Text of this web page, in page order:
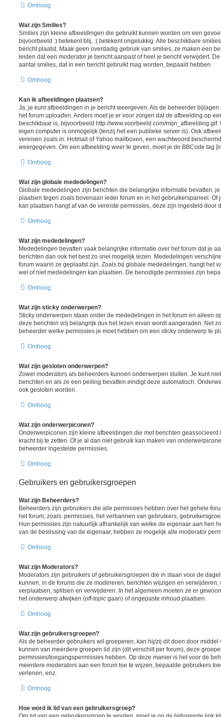
Omhoog
Wat zijn Smilies?
Smilies zijn kleine afbeeldingen die gebruikt kunnen worden om een
bijvoorbeeld :) betekent blij, :( betekent ongelukkig. Alle beschikbare
bericht plaatst. Maak geen overdadig gebruik van smilies, ze maken een
leiden dat een moderator je bericht aanpast of heel je bericht verwijdert.
aantal smilies, dat in een bericht gebruikt mag worden, bepaald hebben.
Omhoog
Kan ik afbeeldingen plaatsen?
Ja, je kunt afbeeldingen in je bericht weergeven. Als de beheerder
het forum uploaden. Anders moet je er voor zorgen dat de afbeelding op
beschikbaar is, bijvoorbeeld http://www.voorbeeld.com/
eigen computer is onmogelijk (tenzij het een publieke server is). Ook
vereisen zoals in: Hotmail of Yahoo mailboxen, een wachtwoord
weergegeven. Om een afbeelding weer te geven, moet je de BBCode tag
Omhoog
Wat zijn globale mededelingen?
Globale mededelingen zijn berichten die belangrijke informatie bevatten,
plaatsen tegen zoals bovenaan ieder forum en in het gebruikerspaneel.
kan plaatsen hangt af van de vereiste permissies, deze zijn ingesteld door
Omhoog
Wat zijn mededelingen?
Mededelingen bevatten vaak belangrijke informatie over het forum dat je
berichten dan ook het best zo snel mogelijk lezen. Mededelingen
forum waarin ze geplaatst zijn. Zoals bij globale mededelingen, hangt het
wel of niet mededelingen kan plaatsen. De benodigde permissies zijn
Omhoog
Wat zijn sticky onderwerpen?
Sticky onderwerpen staan onder de mededelingen in het forum en alleen
deze berichten vrij belangrijk dus het lezen ervan wordt aangeraden. Net
beheerder welke permissies je moet hebben om een sticky onderwerp te
Omhoog
Wat zijn gesloten onderwerpen?
Zowel moderators als beheerders kunnen onderwerpen sluiten. Je kunt
berichten en als ze een peiling bevatten eindigt deze automatisch.
ook gesloten worden.
Omhoog
Wat zijn onderwerpiconen?
Onderwerpiconen zijn kleine afbeeldingen die met berichten
kracht bij te zetten. Of je al dan niet gebruik kan maken van
beheerder ingestelde permissies.
Omhoog
Gebruikers en gebruikersgroepen
Wat zijn Beheerders?
Beheerders zijn gebruikers die alle permissies hebben over het gehele
het forum, zoals: permissies, het verbannen van gebruikers,
Hun permissies zijn natuurlijk afhankelijk van welke de eigenaar aan hen
van de beslissing van de eigenaar, hebben ze mogelijk alle moderator
Omhoog
Wat zijn Moderators?
Moderators zijn gebruikers of gebruikersgroepen die in staan voor de
kunnen, in de forums die ze modereren, berichten wijzigen en
verplaatsen, splitsen en verwijderen. In het algemeen moeten ze er
het onderwerp afwijken (off-topic gaan) of ongepaste inhoud plaatsen.
Omhoog
Wat zijn gebruikersgroepen?
Als de beheerder gebruikers wil groeperen, kan hij/zij dit doen door
kunnen van meerdere groepen lid zijn (dit verschilt per forum), deze
permissies/toegangspermissies hebben. Op deze manier is het voor de
meerdere moderators aan een forum toe te wijzen, bepaalde gebruikers
verlenen, enz.
Omhoog
Hoe word ik lid van een gebruikersgroep?